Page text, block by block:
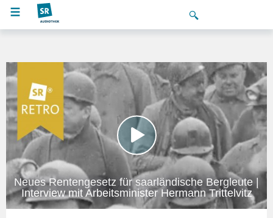
Neues Rentengesetz für saarländische Bergleute |
Interview mit Arbeitsminister Hermann Trittelvitz